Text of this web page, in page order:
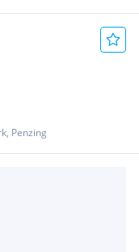
Penzing